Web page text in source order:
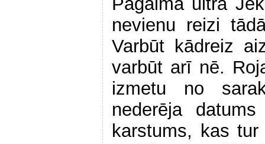
nevienu reizi
Varbūt kādreiz
varbūt arī nē.
izmetu no
nederēja
karstums, kas